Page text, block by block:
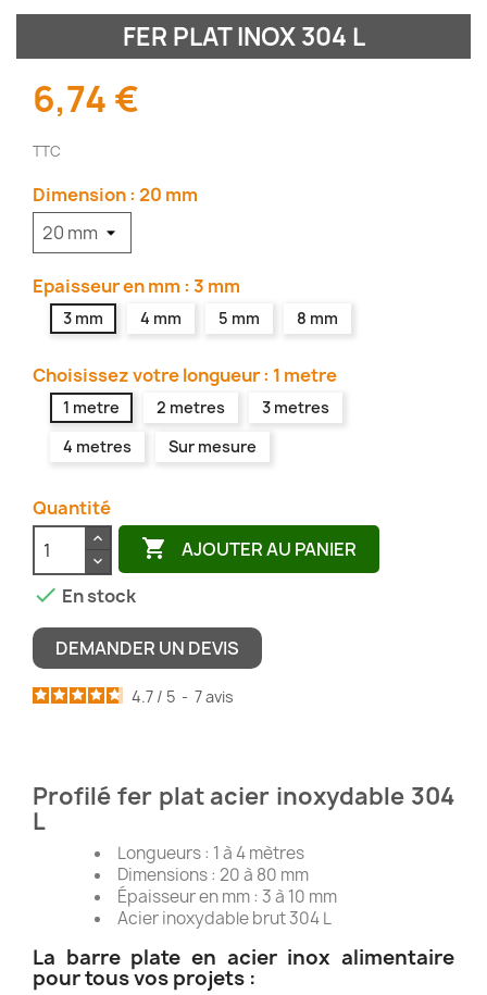
FER PLAT INOX 304 L
6,74 €
TTC
Dimension : 20 mm
Epaisseur en mm : 3 mm
3 mm 4 mm 5 mm 8 mm
Choisissez votre longueur : 1 metre
1 metre 2 metres
3 metres
4 metres
Sur mesure
Quantité
 AJOUTER AU PANIER
 En stock
DEMANDER UN DEVIS
4.7 / 5 - 7avis
Profilé fer plat acier inoxydable 304
L
Longueurs : 1 à 4 mètres
Dimensions : 20 à 80 mm
Épaisseur en mm : 3 à 10 mm
Acier inoxydable brut 304 L
La barre plate en acier inox alimentaire
pour tous vos projets :